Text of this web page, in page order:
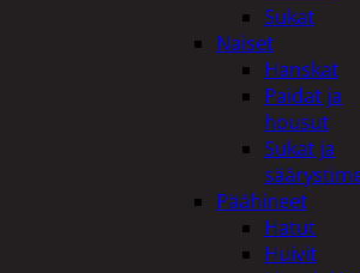
Sukat
Naiset
Hanskat
Paidat ja
housut
Sukat ja
Päähineet
Hatut
Huivit